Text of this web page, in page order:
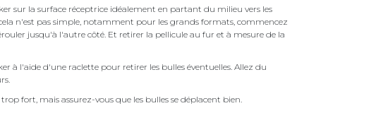
sur la surface réceptrice idéalement en partant du milieu vers les
n'est pas simple, notamment pour les grands formats, commencez
jusqu'à l'autre côté. Et retirer la pellicule au fur et à mesure de la
à l'aide d'une raclette pour retirer les bulles éventuelles. Allez du
fort, mais assurez-vous que les bulles se déplacent bien.